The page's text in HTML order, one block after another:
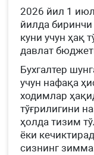
2026 йил 1
йилда
куни учун ҳақ
давлат
Бухгалтер
учун нафақа
ходимлар
тўғрилигини
ҳолда тизим
ёки
сизнинг